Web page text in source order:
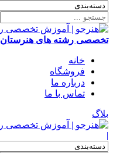
تخصصی رشته های هنرستان
خانه
فروشگاه
درباره ما
تماس با ما
بلاگ
|